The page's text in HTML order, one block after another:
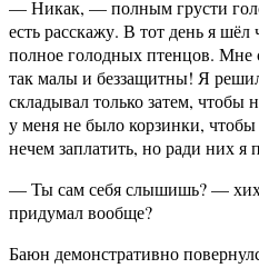
— Никак, — полным грусти
есть расскажу. В тот день я шёл
полное голодных птенцов. Мне
так малы и беззащитны! Я
складывал только затем, чтобы
у меня не было корзинки,
нечем заплатить, но ради них я
— Ты сам себя слышишь? —
придумал вообще?
Баюн демонстративно